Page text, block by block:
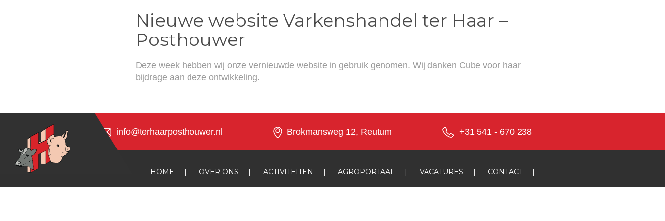
Nieuwe website Varkenshandel ter Haar –
Posthouwer
Deze week hebben wij onze vernieuwde website in gebruik genomen. Wij danken Cube voor haar
bijdrage aan deze ontwikkeling.
info@terhaarposthouwer.nl Brokmansweg 12, Reutum +31 541 - 670 238
HOME | OVER ONS | ACTIVITEITEN | AGROPORTAAL | VACATURES | CONTACT |